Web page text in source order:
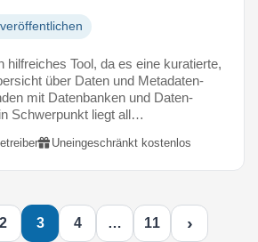
hilfreiches Tool, da es eine kuratierte,
über Daten und Metadaten-
mit Datenbanken und Daten-
Schwerpunkt liegt all…
Uneingeschränkt kostenlos
2 3 4 … 11 ›